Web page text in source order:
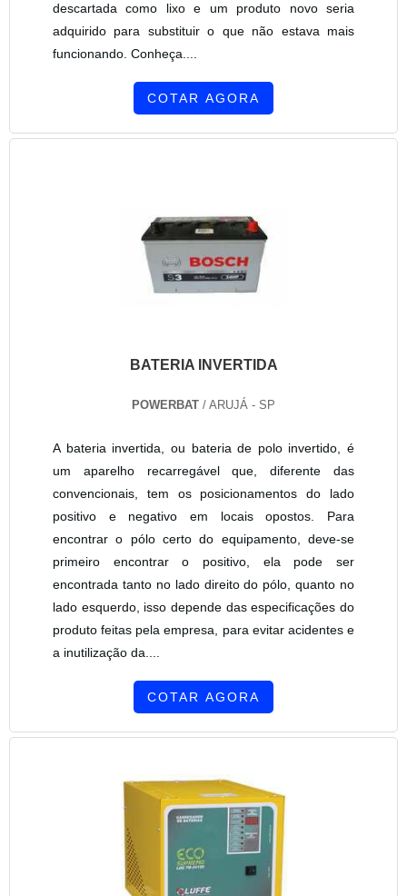
descartada como lixo e um produto novo seria
adquirido para substituir o que não estava mais
funcionando. Conheça....
COTAR AGORA
BATERIA INVERTIDA
POWERBAT / ARUJÁ - SP
A bateria invertida, ou bateria de polo invertido, é
um aparelho recarregável que, diferente das
convencionais, tem os posicionamentos do lado
positivo e negativo em locais opostos. Para
encontrar o pólo certo do equipamento, deve-se
primeiro encontrar o positivo, ela pode ser
encontrada tanto no lado direito do pólo, quanto no
lado esquerdo, isso depende das especificações do
produto feitas pela empresa, para evitar acidentes e
a inutilização da....
COTAR AGORA